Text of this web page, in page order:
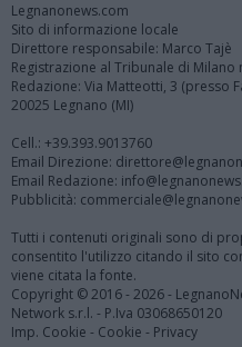
Legnanonews.com
Sito di informazione locale
Direttore responsabile: Marco Tajè
Registrazione al Tribunale di Milano
Redazione: Via Matteotti, 3 (presso
20025 Legnano (MI)
Cell.: +39.393.9013760
Email Direzione:
Email Redazione:
Pubblicità:
Tutti i contenuti originali sono di
consentito l'utilizzo citando il sito
viene citata la fonte.
Copyright © 2016 - 2026 -
Network s.r.l. - P.Iva 03068650120
Imp. Cookie - Cookie - Privacy